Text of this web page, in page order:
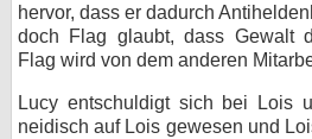
hervor, dass er dadurch
doch Flag glaubt, dass Gewalt
Flag wird von dem anderen
Lucy entschuldigt sich bei Lois
neidisch auf Lois gewesen und